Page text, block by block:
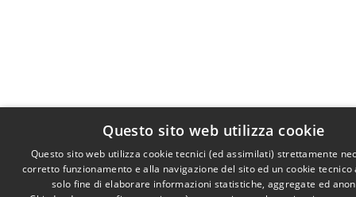
Questo sito web utilizza cookie
Questo sito web utilizza cookie tecnici (ed assimilati) strettamente
corretto funzionamento e alla navigazione del sito ed un cookie tecnico
solo fine di elaborare informazioni statistiche, aggregate ed